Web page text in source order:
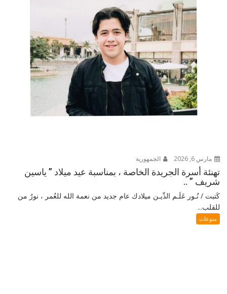
مارس 6, 2026 الجمهورية
تهنئة أسرة الجريدة الخاصة ، بمناسبة عيد ميلاد ” ياسين
شريف ” ..
كَتبت / نُـور عَلَـم الدِّيـن ميلادك عام جديد من نعمة الله للعُمر ، نورٌ من
للقلب...
منوعات